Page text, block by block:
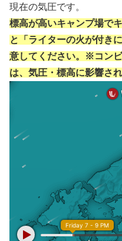
現在の気圧です。
標高が高いキャンプ場で
と「ライターの火が付き
意してください。※コン
は、気圧・標高に影響さ